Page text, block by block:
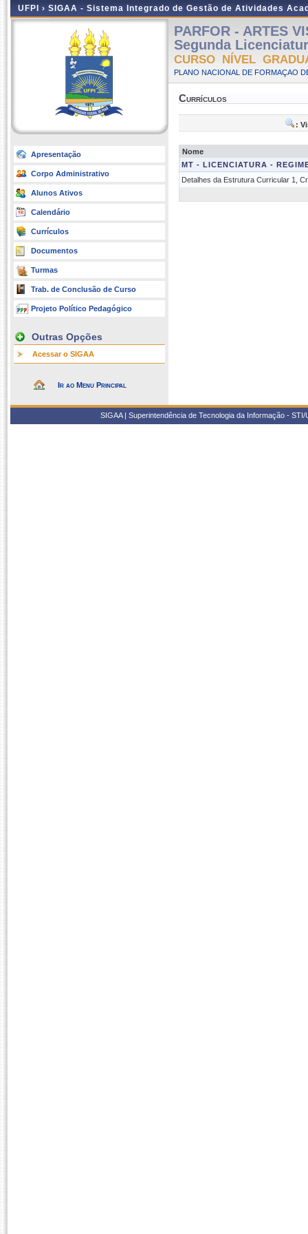
UFPI › SIGAA - Sistema Integrado de Gestão de Atividades
Apresentação
Corpo Administrativo
Alunos Ativos
Calendário
Currículos
Documentos
Turmas
Trab. de Conclusão de Curso
Projeto Político Pedagógico
Outras Opções
Acessar o SIGAA
Ir ao Menu Principal
PARFOR - ARTES
Segunda
CURSO NÍVEL
PLANO NACIONAL DE FORMAÇAO
Currículos
:
Nome
MT - LICENCIATURA -
Detalhes da Estrutura Curricular 1,
SIGAA | Superintendência de Tecnologia da Informação -